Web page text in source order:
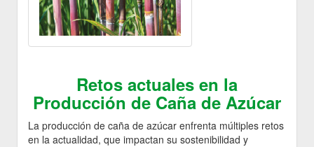
Retos actuales en la
Producción de Caña de Azúcar
La producción de caña de azúcar enfrenta múltiples retos
en la actualidad, que impactan su sostenibilidad y